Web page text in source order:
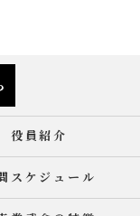
役員紹介
スケジュール